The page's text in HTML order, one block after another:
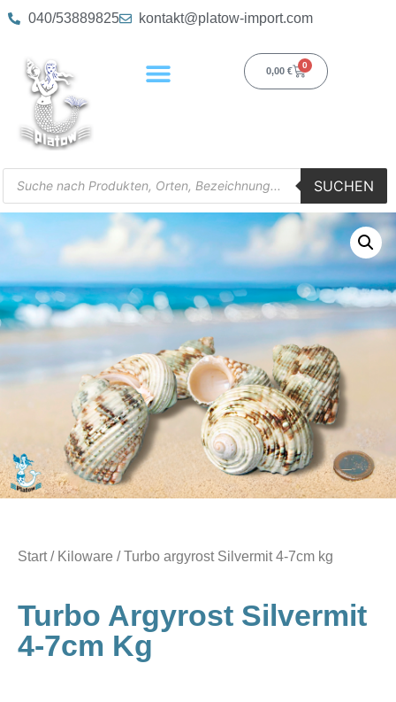
040/53889825 kontakt@platow-import.com
0,00 €
0
SUCHEN
Start/ Kiloware / Turbo argyrost Silvermit 4-7cm kg
Turbo Argyrost Silvermit
4-7cm Kg